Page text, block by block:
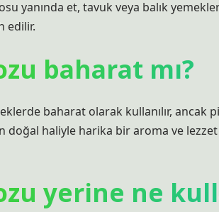
yanında et, tavuk veya balık
edilir.
baharat mı?
baharat olarak kullanılır, ancak
doğal haliyle harika bir aroma ve
yerine ne